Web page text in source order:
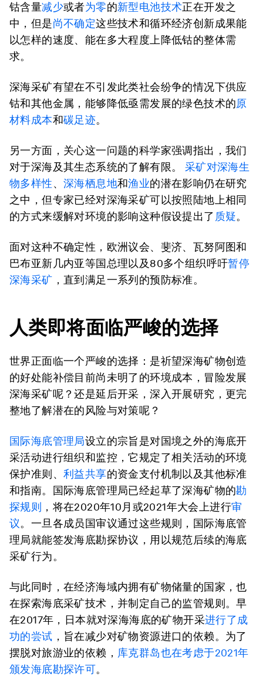
钴含量减少或者为零的新型电池技术正在开发之
中，但是尚不确定这些技术和循环经济创新成果能
以怎样的速度、能在多大程度上降低钴的整体需
求。
深海采矿有望在不引发此类社会纷争的情况下供应
钴和其他金属，能够降低亟需发展的绿色技术的原
材料成本和碳足迹。
另一方面，关心这一问题的科学家强调指出，我们
对于深海及其生态系统的了解有限。 采矿对深海生
物多样性、深海栖息地和渔业的潜在影响仍在研究
之中，但专家已经对深海采矿可以按照陆地上相同
的方式来缓解对环境的影响这种假设提出了 质疑。
面对这种不确定性，欧洲议会、斐济、瓦努阿图和
巴布亚新几内亚等国总理以及80多个组织呼吁暂停
深海采矿 ，直到满足一系列的预防标准。
人类即将面临严峻的选择
世界正面临一个严峻的选择：是祈望深海矿物创造
的好处能补偿目前尚未明了的环境成本，冒险发展
深海采矿呢？还是延后开采，深入开展研究，更完
整地了解潜在的风险与对策呢？
国际海底管理局设立的宗旨是对国境之外的海底开
采活动进行组织和监控，它规定了相关活动的环境
保护准则、 利益共享的资金支付机制以及其他标准
和指南。国际海底管理局已经起草了深海矿物的勘
探规则 ，将在2020年10月或2021年大会上进行审
议。一旦各成员国审议通过这些规则，国际海底管
理局就能签发海底勘探协议，用以规范后续的海底
采矿行为。
与此同时，在经济海域内拥有矿物储量的国家，也
在探索海底采矿技术，并制定自己的监管规则。早
在2017年，日本就对深海海底的矿物开采进行了成
功的尝试 ，旨在减少对矿物资源进口的依赖。为了
摆脱对旅游业的依赖， 库克群岛也在考虑于2021年
颁发海底勘探许可。